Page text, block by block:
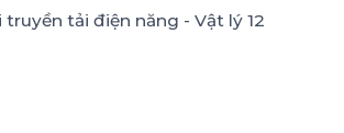
truyền tải điện năng - Vật lý 12